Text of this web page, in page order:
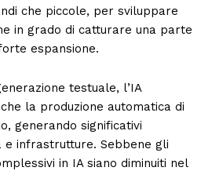
che piccole, per sviluppare
in grado di catturare una parte
espansione.
testuale, l’IA
la produzione automatica di
generando significativi
e infrastrutture. Sebbene gli
in IA siano diminuiti nel